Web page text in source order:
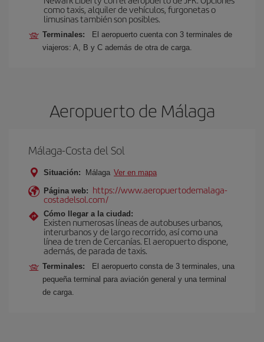
como taxis, alquiler de vehículos, furgonetas o
limusinas también son posibles.
Terminales:
El aeropuerto cuenta con 3 terminales de
viajeros: A, B y C además de otra de carga.
Aeropuerto de Málaga
Málaga-Costa del Sol
Situación: Málaga Ver en mapa
Página web: https://www.aeropuertodemalaga-
costadelsol.com/
Cómo llegar a la ciudad:
Existen numerosas líneas de autobuses urbanos,
interurbanos y de largo recorrido, así como una
línea de tren de Cercanías. El aeropuerto dispone,
además, de parada de taxis.
Terminales:
El aeropuerto consta de 3 terminales, una
pequeña terminal para aviación general y una terminal
de carga.